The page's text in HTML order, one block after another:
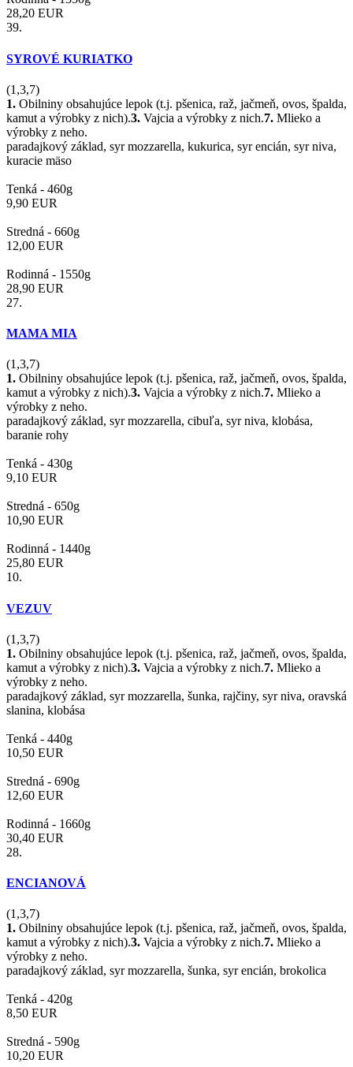
28,20 EUR
39.
SYROVÉ KURIATKO
(1,3,7)
1. Obilniny obsahujúce lepok (t.j. pšenica, raž, jačmeň, ovos, špalda,
kamut a výrobky z nich).3. Vajcia a výrobky z nich.7. Mlieko a
výrobky z neho.
paradajkový základ, syr mozzarella, kukurica, syr encián, syr niva,
kuracie mäso
Tenká - 460g
9,90 EUR
Stredná - 660g
12,00 EUR
Rodinná - 1550g
28,90 EUR
27.
MAMA MIA
(1,3,7)
1. Obilniny obsahujúce lepok (t.j. pšenica, raž, jačmeň, ovos, špalda,
kamut a výrobky z nich).3. Vajcia a výrobky z nich.7. Mlieko a
výrobky z neho.
paradajkový základ, syr mozzarella, cibuľa, syr niva, klobása,
baranie rohy
Tenká - 430g
9,10 EUR
Stredná - 650g
10,90 EUR
Rodinná - 1440g
25,80 EUR
10.
VEZUV
(1,3,7)
1. Obilniny obsahujúce lepok (t.j. pšenica, raž, jačmeň, ovos, špalda,
kamut a výrobky z nich).3. Vajcia a výrobky z nich.7. Mlieko a
výrobky z neho.
paradajkový základ, syr mozzarella, šunka, rajčiny, syr niva, oravská
slanina, klobása
Tenká - 440g
10,50 EUR
Stredná - 690g
12,60 EUR
Rodinná - 1660g
30,40 EUR
28.
ENCIANOVÁ
(1,3,7)
1. Obilniny obsahujúce lepok (t.j. pšenica, raž, jačmeň, ovos, špalda,
kamut a výrobky z nich).3. Vajcia a výrobky z nich.7. Mlieko a
výrobky z neho.
paradajkový základ, syr mozzarella, šunka, syr encián, brokolica
Tenká - 420g
8,50 EUR
Stredná - 590g
10,20 EUR